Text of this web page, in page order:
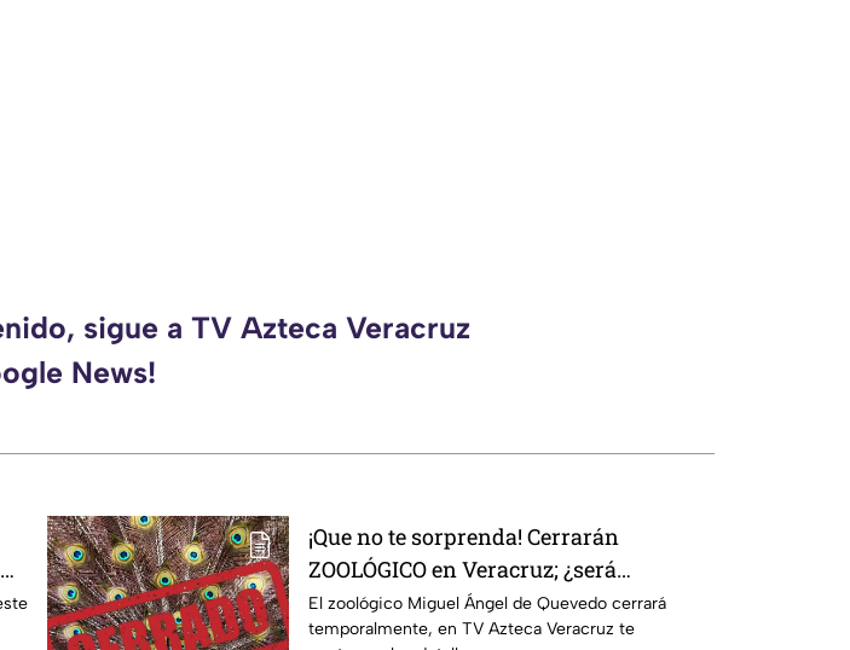
sigue a TV Azteca Veracruz
News!
¡Que no te sorprenda! Cerrarán
ZOOLÓGICO en Veracruz; ¿será
definitivo?
El zoológico Miguel Ángel de Quevedo cerrará
temporalmente, en TV Azteca Veracruz te